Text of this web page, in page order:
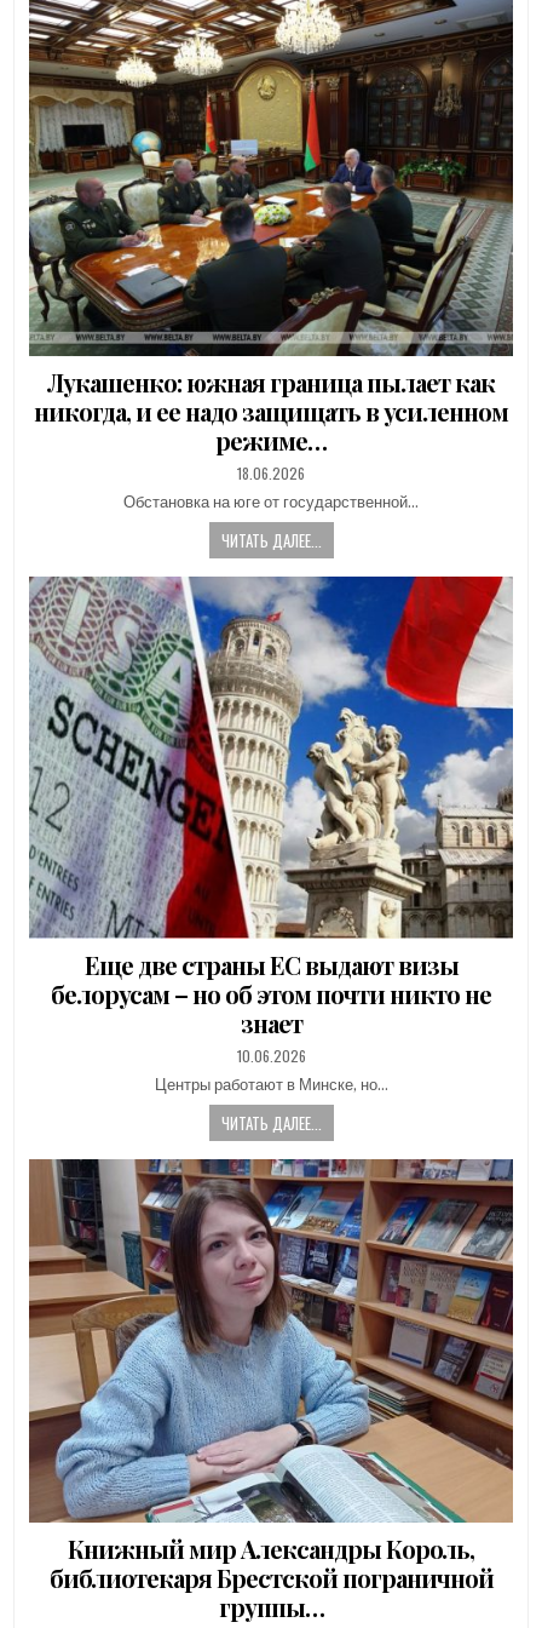
Лукашенко: южная граница пылает как
никогда, и ее надо защищать в усиленном
режиме…
PUBLISHED
DATE:
18.06.2026
Обстановка на юге от государственной…
ЧИТАТЬ ДАЛЕЕ...
Еще две страны ЕС выдают визы
белорусам – но об этом почти никто не
знает
PUBLISHED
DATE:
10.06.2026
Центры работают в Минске, но…
ЧИТАТЬ ДАЛЕЕ...
Книжный мир Александры Король,
библиотекаря Брестской пограничной
группы…